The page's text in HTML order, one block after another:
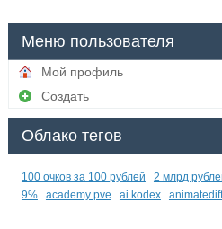
Меню пользователя
Мой профиль
Создать
Облако тегов
100 очков за 100 рублей 2 млрд
9%
academy pve ai kodex